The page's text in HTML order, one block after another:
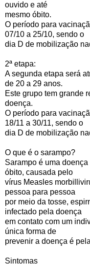
ouvido e até
mesmo óbito.
O período para
07/10 a 25/10, sendo o
dia D de mobilização
2ª etapa:
A segunda etapa será
de 20 a 29 anos.
Este grupo tem grande
doença.
O período para
18/11 a 30/11, sendo o
dia D de mobilização
O que é o sarampo?
Sarampo é uma
óbito, causada pelo
vírus Measles
pessoa para pessoa
por meio da tosse,
infectado pela doença
em contato com um
única forma de
prevenir a doença é
Sintomas